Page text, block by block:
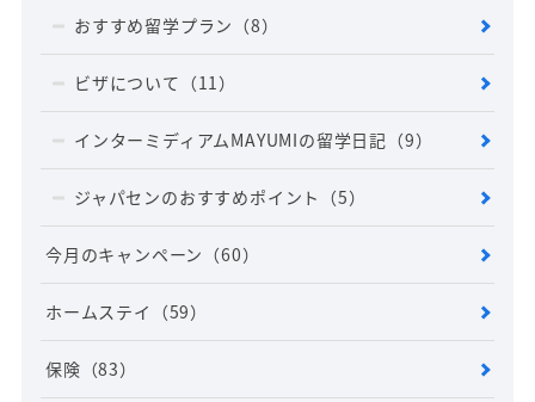
おすすめ留学プラン （8）
ビザについて （11）
インターミディアムMAYUMIの留学日記 （9）
ジャパセンのおすすめポイント （5）
今月のキャンペーン （60）
ホームステイ （59）
保険 （83）